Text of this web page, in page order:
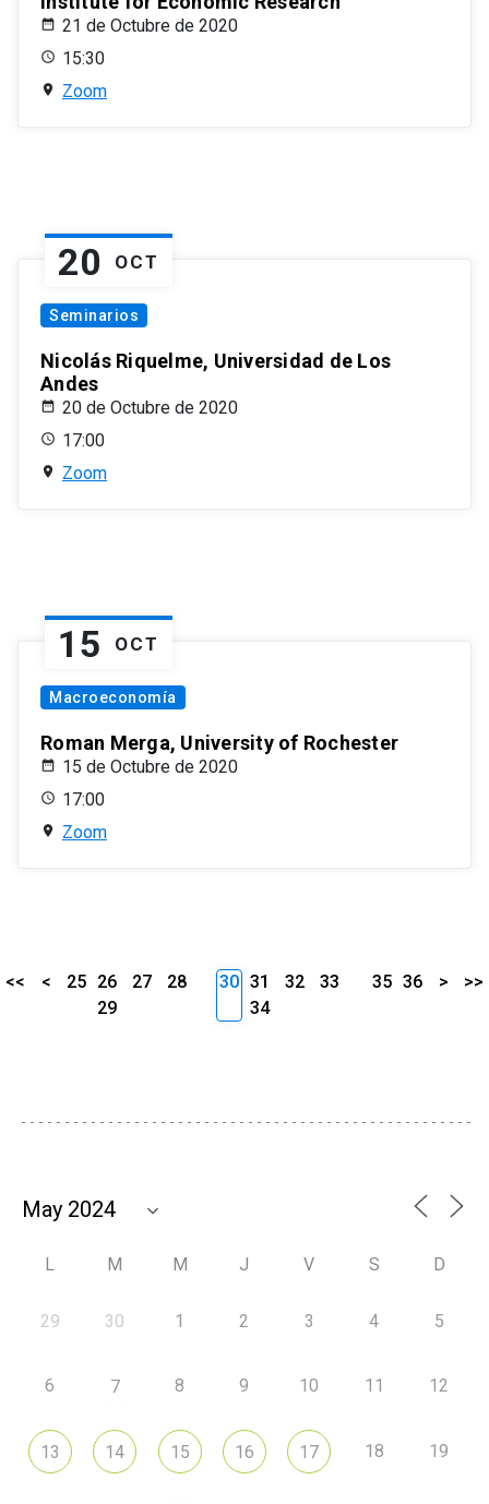
21 de Octubre de 2020
15:30
Zoom
20 OCT
Seminarios
Nicolás Riquelme, Universidad de Los
Andes
20 de Octubre de 2020
17:00
Zoom
15 OCT
Macroeconomía
Roman Merga, University of Rochester
15 de Octubre de 2020
17:00
Zoom
<< < 25 26 27
28
29
30 31 32
33
34
35 36 > >>
L M M J V S D
29 30 1 2 3 4 5
6 7 8 9 10 11 12
13 14 15 16 17 18 19